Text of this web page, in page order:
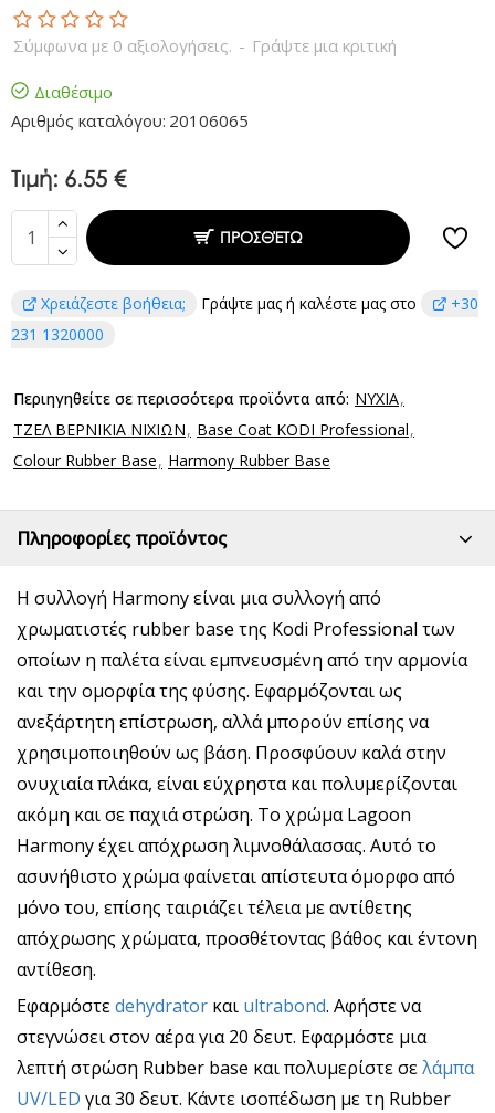
Διαθέσιμο
Αριθμός καταλόγου: 20106065
Σύμφωνα με 0 αξιολογήσεις. - Γράψτε μια κριτική
Τιμή: 6.55 €
ΠΡΟΣΘΈΤΩ
Χρειάζεστε βοήθεια; Γράψτε μας ή καλέστε μας στο
+30
231 1320000
Περιηγηθείτε σε περισσότερα προϊόντα από: ΝΥΧΙΑ
ΤΖΕΛ ΒΕΡΝΙΚΙΑ ΝΙΧΙΩΝ
Base Coat KODI Professional
Colour Rubber Base
Harmony Rubber Base
Πληροφορίες προϊόντος
Η συλλογή Harmony είναι μια συλλογή από
χρωματιστές rubber base της Kodi Professional των
οποίων η παλέτα είναι εμπνευσμένη από την αρμονία
και την ομορφία της φύσης. Εφαρμόζονται ως
ανεξάρτητη επίστρωση, αλλά μπορούν επίσης να
χρησιμοποιηθούν ως βάση. Προσφύουν καλά στην
ονυχιαία πλάκα, είναι εύχρηστα και πολυμερίζονται
ακόμη και σε παχιά στρώση. Το χρώμα Lagoon
Harmony έχει απόχρωση λιμνοθάλασσας. Αυτό το
ασυνήθιστο χρώμα φαίνεται απίστευτα όμορφο από
μόνο του, επίσης ταιριάζει τέλεια με αντίθετης
απόχρωσης χρώματα, προσθέτοντας βάθος και έντονη
αντίθεση.
Εφαρμόστεdehydrator και ultrabond. Αφήστε να
στεγνώσει στον αέρα για 20 δευτ. Εφαρμόστε μια
λεπτή στρώση Rubber base και πολυμερίστε σελάμπα
UV/LED για 30 δευτ. Κάντε ισοπέδωση με τη Rubber